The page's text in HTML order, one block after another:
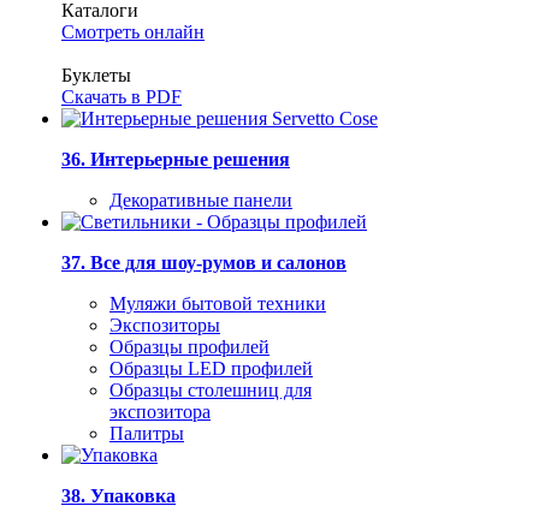
Каталоги
Смотреть онлайн
Буклеты
Скачать в PDF
36. Интерьерные решения
Декоративные панели
37. Все для шоу-румов и салонов
Муляжи бытовой техники
Экспозиторы
Образцы профилей
Образцы LED профилей
Образцы столешниц для
экспозитора
Палитры
38. Упаковка